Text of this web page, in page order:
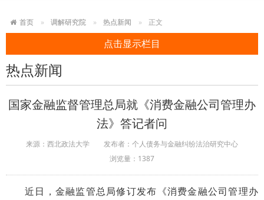
首页 调解研究院 热点新闻 正文
点击显示栏目
热点新闻
国家金融监督管理总局就《消费金融公司管理办
法》答记者问
来源：西北政法大学
发布者：个人债务与金融纠纷法治研究中心
浏览量： 1387
近日，金融监管总局修订发布《消费金融公司管理办